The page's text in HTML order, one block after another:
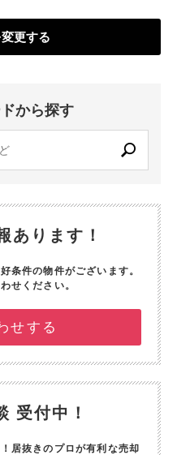
更する
から探す
あります！
条件の物件がございます。
せください。
せする
受付中！
居抜きのプロが有利な売却